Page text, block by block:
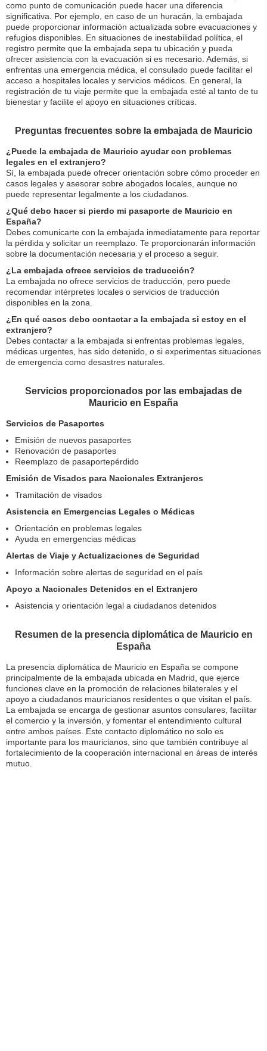
como punto de comunicación puede hacer una diferencia
significativa. Por ejemplo, en caso de un huracán, la embajada
puede proporcionar información actualizada sobre evacuaciones y
refugios disponibles. En situaciones de inestabilidad política, el
registro permite que la embajada sepa tu ubicación y pueda
ofrecer asistencia con la evacuación si es necesario. Además, si
enfrentas una emergencia médica, el consulado puede facilitar el
acceso a hospitales locales y servicios médicos. En general, la
registración de tu viaje permite que la embajada esté al tanto de tu
bienestar y facilite el apoyo en situaciones críticas.
Preguntas frecuentes sobre la embajada de Mauricio
¿Puede la embajada de Mauricio ayudar con problemas
legales en el extranjero?
Sí, la embajada puede ofrecer orientación sobre cómo proceder en
casos legales y asesorar sobre abogados locales, aunque no
puede representar legalmente a los ciudadanos.
¿Qué debo hacer si pierdo mi pasaporte de Mauricio en
España?
Debes comunicarte con la embajada inmediatamente para reportar
la pérdida y solicitar un reemplazo. Te proporcionarán información
sobre la documentación necesaria y el proceso a seguir.
¿La embajada ofrece servicios de traducción?
La embajada no ofrece servicios de traducción, pero puede
recomendar intérpretes locales o servicios de traducción
disponibles en la zona.
¿En qué casos debo contactar a la embajada si estoy en el
extranjero?
Debes contactar a la embajada si enfrentas problemas legales,
médicas urgentes, has sido detenido, o si experimentas situaciones
de emergencia como desastres naturales.
Servicios proporcionados por las embajadas de
Mauricio en España
Servicios de Pasaportes
Emisión de nuevos pasaportes
Renovación de pasaportes
Reemplazo de pasaportepérdido
Emisión de Visados para Nacionales Extranjeros
Tramitación de visados
Asistencia en Emergencias Legales o Médicas
Orientación en problemas legales
Ayuda en emergencias médicas
Alertas de Viaje y Actualizaciones de Seguridad
Información sobre alertas de seguridad en el país
Apoyo a Nacionales Detenidos en el Extranjero
Asistencia y orientación legal a ciudadanos detenidos
Resumen de la presencia diplomática de Mauricio en
España
La presencia diplomática de Mauricio en España se compone
principalmente de la embajada ubicada en Madrid, que ejerce
funciones clave en la promoción de relaciones bilaterales y el
apoyo a ciudadanos mauricianos residentes o que visitan el país.
La embajada se encarga de gestionar asuntos consulares, facilitar
el comercio y la inversión, y fomentar el entendimiento cultural
entre ambos países. Este contacto diplomático no solo es
importante para los mauricianos, sino que también contribuye al
fortalecimiento de la cooperación internacional en áreas de interés
mutuo.